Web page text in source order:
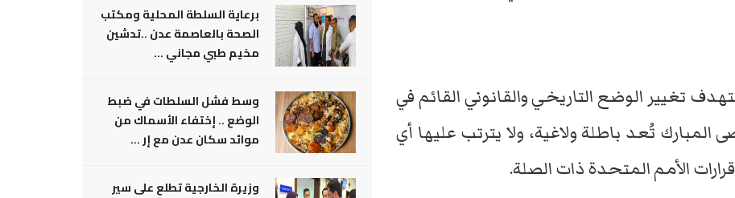
تغيير الوضع التاريخي والقانوني القائم في
تُعد باطلة ولاغية، ولا يترتب عليها أي
الأمم المتحدة ذات الصلة.
برعاية السلطة المحلية ومكتب
الصحة بالعاصمة عدن ..تدشين
مخيم طبي مجاني ...
وسط فشل السلطات في ضبط
الوضع .. إختفاء الأسماك من
موائد سكان عدن مع إر ...
وزيرة الخارجية تطلع على سير